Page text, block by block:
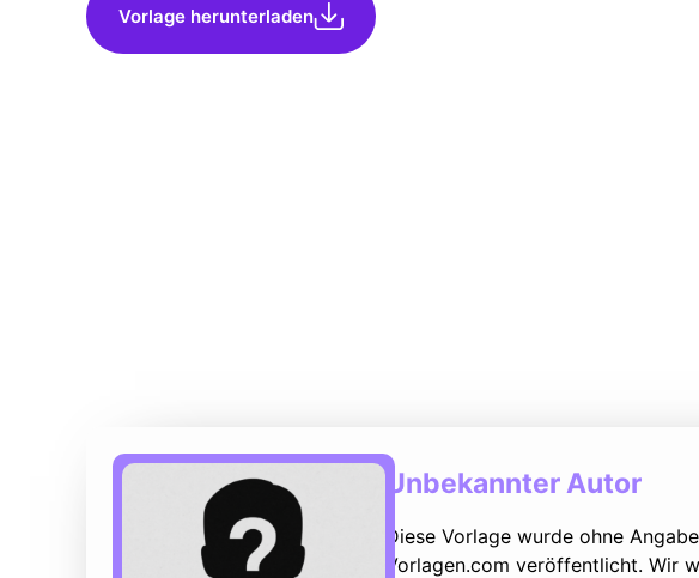
Vorlage herunterladen
Unbekannter Autor
Diese Vorlage wurde ohne
Vorlagen.com veröffentlicht. Wir